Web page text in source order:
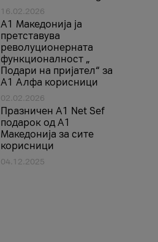
16.02.2026
А1 Македонија ја
претставува
револуционерната
функционалност „
Подари на пријател“ за
А1 Алфа корисници
02.02.2026
Празничен A1 Net Sеf
подарок од А1
Македонија за сите
корисници
04.12.2025